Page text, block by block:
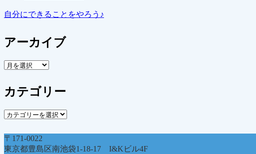
自分にできることをやろう♪
アーカイブ
ア
カ
イ
カテゴリー
カ
ゴ
リ
〒171-0022
東京都豊島区南池袋1-18-17 I&Kビル4F